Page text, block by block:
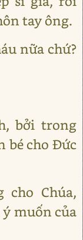
tay ông.
nữa chứ?
bởi trong
bé cho Đức
cho Chúa,
ý muốn của